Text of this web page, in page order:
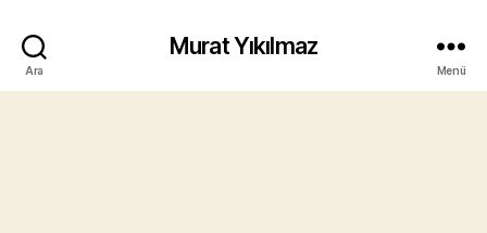
Ara
Murat Yıkılmaz
Menü